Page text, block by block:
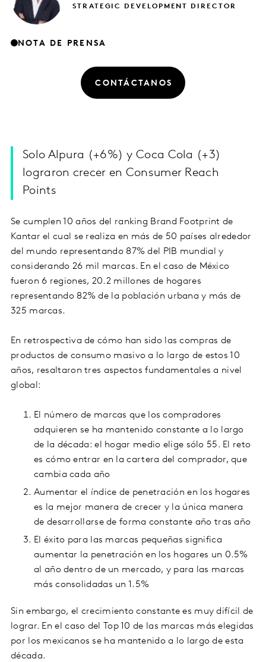
STRATEGIC DEVELOPMENT DIRECTOR
NOTA DE PRENSA
CONTÁCTANOS
Solo Alpura (+6%) y Coca Cola (+3)
lograron crecer en Consumer Reach
Points
Se cumplen 10 años del ranking Brand Footprint de
Kantar el cual se realiza en más de 50 países alrededor
del mundo representando 87% del PIB mundial y
considerando 26 mil marcas. En el caso de México
fueron 6 regiones, 20.2 millones de hogares
representando 82% de la población urbana y más de
325 marcas.
En retrospectiva de cómo han sido las compras de
productos de consumo masivo a lo largo de estos 10
años, resaltaron tres aspectos fundamentales a nivel
global:
El número de marcas que los compradores
adquieren se ha mantenido constante a lo largo
de la década: el hogar medio elige sólo 55. El reto
es cómo entrar en la cartera del comprador, que
cambia cada año
Aumentar el índice de penetración en los hogares
es la mejor manera de crecer y la única manera
de desarrollarse de forma constante año tras año
El éxito para las marcas pequeñas significa
aumentar la penetración en los hogares un 0.5%
al año dentro de un mercado, y para las marcas
más consolidadas un 1.5%
Sin embargo, el crecimiento constante es muy difícil de
lograr. En el caso del Top 10 de las marcas más elegidas
por los mexicanos se ha mantenido a lo largo de esta
década.